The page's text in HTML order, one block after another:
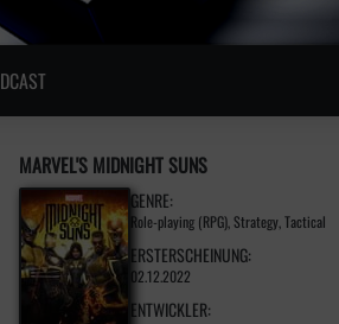
MARVEL'S MIDNIGHT SUNS
GENRE:
Role-playing (RPG), Strategy, Tactical
ERSTERSCHEINUNG:
02.12.2022
ENTWICKLER: